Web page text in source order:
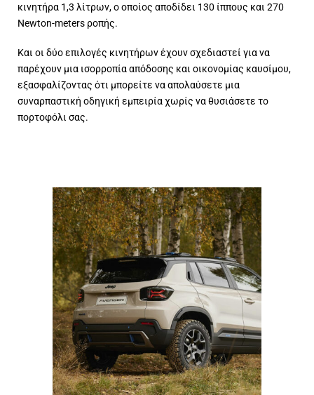
κινητήρα 1,3 λίτρων, ο οποίος αποδίδει 130 ίππους και 270
Newton-meters ροπής.
Και οι δύο επιλογές κινητήρων έχουν σχεδιαστεί για να
παρέχουν μια ισορροπία απόδοσης και οικονομίας καυσίμου,
εξασφαλίζοντας ότι μπορείτε να απολαύσετε μια
συναρπαστική οδηγική εμπειρία χωρίς να θυσιάσετε το
πορτοφόλι σας.